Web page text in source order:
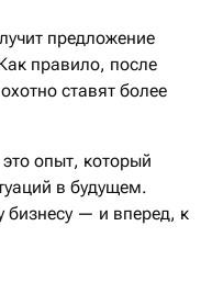
предложение
правило, после
ставят более
опыт, который
в будущем.
бизнесу — и вперед, к